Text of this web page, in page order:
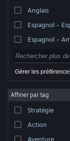
© Valve Corporation. Tous
titulaires aux États-Unis et
Accessibilité
Remboursements
Anglais
Espagnol -
Espagnol -
Gérer les
Affiner par tag
Stratégie
Action
Aventure